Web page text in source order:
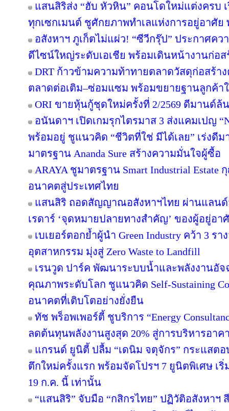
แสนสิริส่ง “ฮับ หัวหิน” คอนโดใหม่แต่งครบ
ทุกเซกเมนต์ ชูศักยภาพทำเลแห่งการอยู่อาศั
อสังหาฯ ภูเก็ตไม่แผ่ว! “ซีวีกรุ๊ป” ประกาศคว
ดีไซน์ใหญ่ระดับเอเชีย พร้อมเดินหน้างานก่อส
DRT ก้าวข้ามความท้าทายตลาดวัสดุก่อสร้า
ตลาดต่อเติม–ซ่อมแซม พร้อมขยายฐานลูกค้
ORI ขายหุ้นกู้ชุดใหม่ครั้งที่ 2/2569 ดีมานด์ล้
อนันดาฯ เปิดเกมรุกไตรมาส 3 ส่งแคมเปญ
พร้อมอยู่ ชูแนวคิด “ชีวิตที่ใช่ มีได้เลย” เร่งดี
มาตรฐาน Ananda Sure สร้างความมั่นใจผู้ซื้อ
ARAYA ชูมาตรฐาน Smart Industrial
อนาคตสู่ประเทศไทย
แสนสิริ ถอดสัญญาณอสังหาฯไทย ผ่านแลนด์
เรดาร์ ‘จุดหมายปลายทางสำคัญ’ ของผู้อยู่อ
เบเยอร์ตอกย้ำผู้นำ Green Industry คว้า 3 ร
อุตสาหกรรม มุ่งสู่ Zero Waste to Landfill
เรนวูด ปาร์ค พัฒนาระบบน้ำและพลังงานอั
คุณภาพระดับโลก ชูแนวคิด Self-Sustaining
อนาคตที่เติบโตอย่างยั่งยืน
ทัช พร็อพเพอร์ตี้ ชูบริการ “Energy
ลดต้นทุนพลังงานสูงสุด 20% สู่การบริหารอาค
แกรนด์ ยูนิตี้ ปลื้ม “เดนิม จตุจักร” กระแสตอ
ตึกใหม่ครั้งแรก พร้อมจัดโปรฯ 7 ยูนิตพิเศษ เริ่
19 ก.ค. นี้ เท่านั้น
“แสนสิริ” จับมือ “กสิกรไทย” ปฏิวัติอสังหาฯ